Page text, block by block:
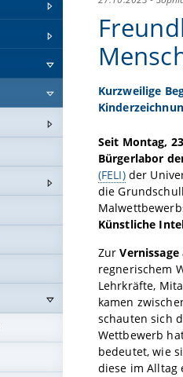
Kurzweilige
Seit Montag,
Bürgerlabor
(FELI)der
die
Künstliche
Zur
regnerischem
Lehrkräfte,
kamen
schauten sich
Wettbewerb
bedeutet, wie
diese im Alltag